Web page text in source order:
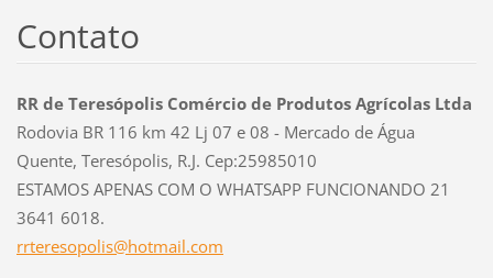
Contato
RR de Teresópolis Comércio de Produtos Agrícolas Ltda
Rodovia BR 116 km 42 Lj 07 e 08 - Mercado de Água
Quente, Teresópolis, R.J. Cep:25985010
ESTAMOS APENAS COM O WHATSAPP FUNCIONANDO 21
3641 6018.
rrteresopolis@hotmail.com